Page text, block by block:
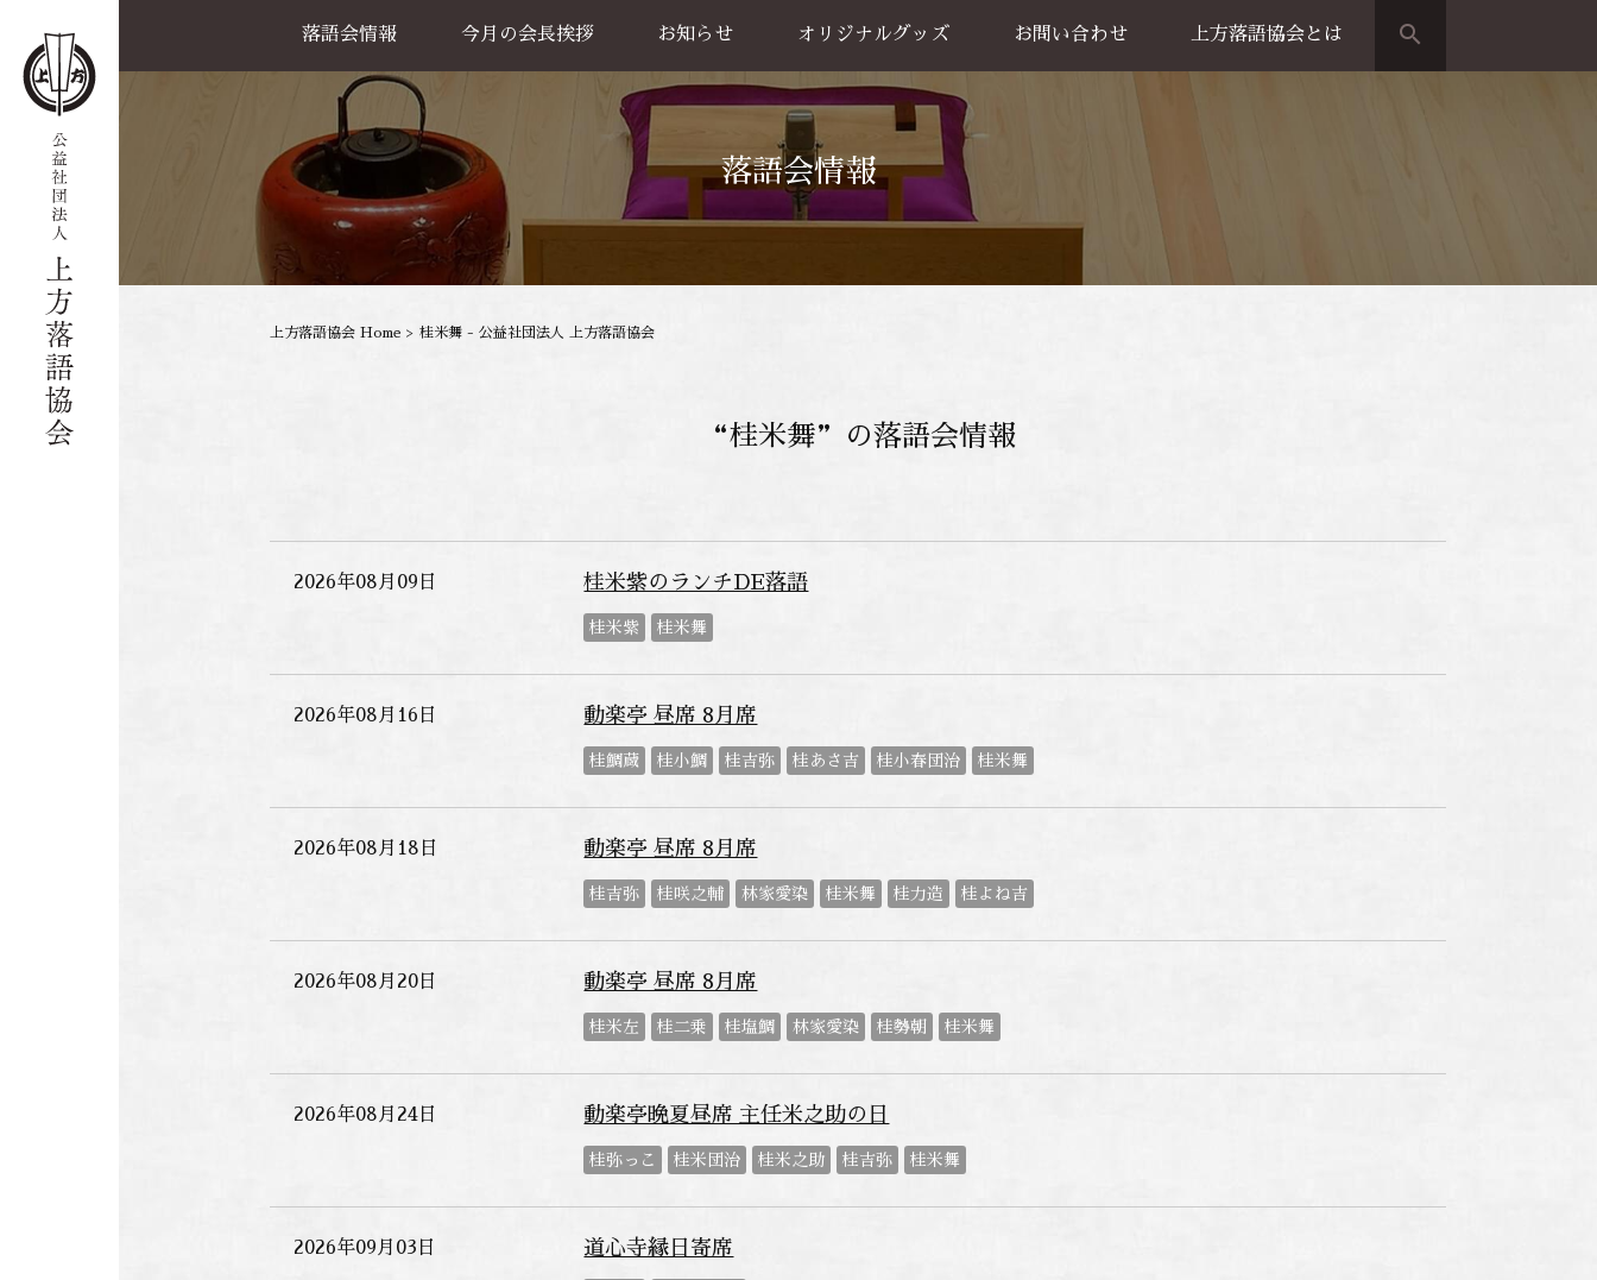
落語会情報
公演一覧
天満天神繁昌亭
喜楽館
島之内寄席
協力事業
今月の会長挨拶 お知らせ オリジナルグッズ
グッズ販売
お買い物方法
お問い合わせ 上方落語協会とは search
落語会情報
上方落語協会 Home > 桂米舞 - 公益社団法人 上方落語協会
“桂米舞”の落語会情報
2026年08月09日 桂米紫のランチDE落語
桂米紫 桂米舞
2026年08月16日 動楽亭 昼席 8月席
桂鯛蔵 桂小鯛 桂吉弥 桂あさ吉 桂小春団治 桂米舞
2026年08月18日 動楽亭 昼席 8月席
桂吉弥 桂咲之輔 林家愛染 桂米舞 桂力造 桂よね吉
2026年08月20日 動楽亭 昼席 8月席
桂米左 桂二乗 桂塩鯛 林家愛染 桂勢朝 桂米舞
2026年08月24日 動楽亭晩夏昼席 主任米之助の日
桂弥っこ 桂米団治 桂米之助 桂吉弥 桂米舞
2026年09月03日 道心寺縁日寄席